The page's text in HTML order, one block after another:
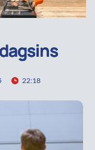
22:18